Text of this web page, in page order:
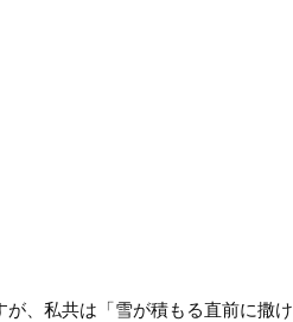
、私共は「雪が積もる直前に撒け